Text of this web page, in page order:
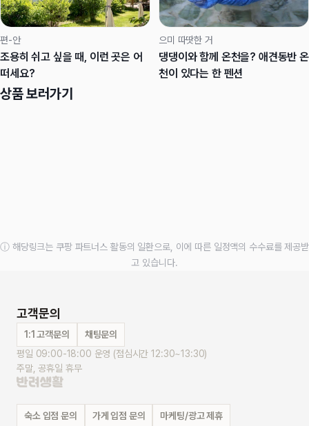
편-안
조용히 쉬고 싶을 때, 이런 곳은 어
떠세요?
으미 따땃한 거
댕댕이와 함께 온천을? 애견동반 온
천이 있다는 한 펜션
상품 보러가기
ⓘ 해당링크는 쿠팡 파트너스 활동의 일환으로, 이에 따른 일정액의 수수료를 제공받
고 있습니다.
고객문의
1:1 고객문의
채팅문의
평일 09:00-18:00 운영 (점심시간 12:30~13:30)
주말, 공휴일 휴무
숙소 입점 문의 가게 입점 문의 마케팅/광고 제휴